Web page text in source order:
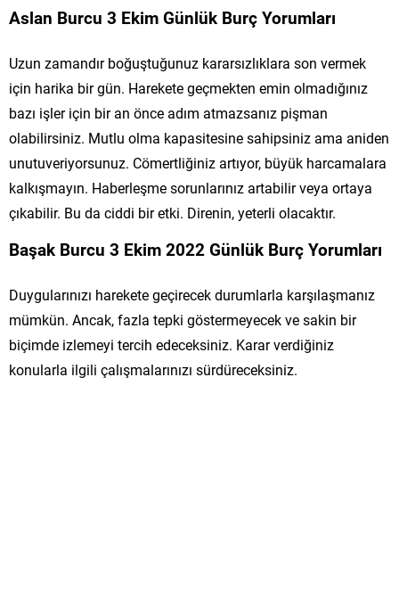
Aslan Burcu 3 Ekim Günlük Burç Yorumları
Uzun zamandır boğuştuğunuz kararsızlıklara son vermek
için harika bir gün. Harekete geçmekten emin olmadığınız
bazı işler için bir an önce adım atmazsanız pişman
olabilirsiniz. Mutlu olma kapasitesine sahipsiniz ama aniden
unutuveriyorsunuz. Cömertliğiniz artıyor, büyük harcamalara
kalkışmayın. Haberleşme sorunlarınız artabilir veya ortaya
çıkabilir. Bu da ciddi bir etki. Direnin, yeterli olacaktır.
Başak Burcu 3 Ekim 2022 Günlük Burç Yorumları
Duygularınızı harekete geçirecek durumlarla karşılaşmanız
mümkün. Ancak, fazla tepki göstermeyecek ve sakin bir
biçimde izlemeyi tercih edeceksiniz. Karar verdiğiniz
konularla ilgili çalışmalarınızı sürdüreceksiniz.